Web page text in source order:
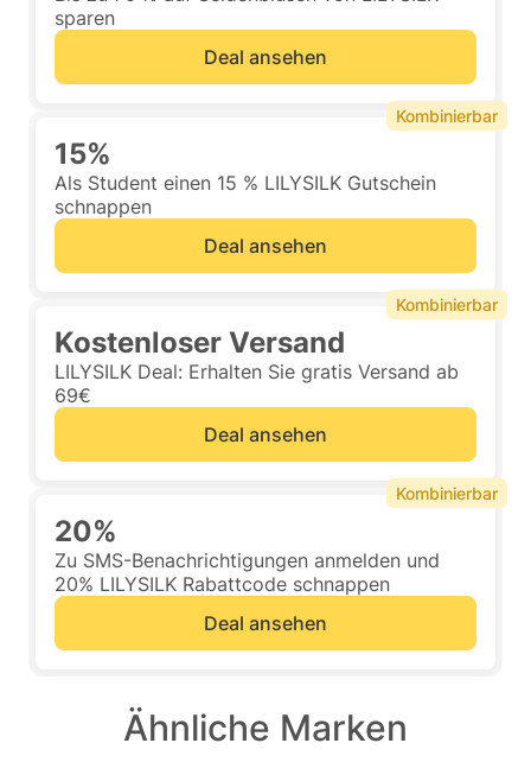
sparen
Deal ansehen
15%
Als Student einen 15 % LILYSILK Gutschein
schnappen
Deal ansehen
Kombinierbar
Kostenloser Versand
LILYSILK Deal: Erhalten Sie gratis Versand ab
69€
Deal ansehen
Kombinierbar
20%
Zu SMS-Benachrichtigungen anmelden und
20% LILYSILK Rabattcode schnappen
Deal ansehen
Kombinierbar
Ähnliche Marken